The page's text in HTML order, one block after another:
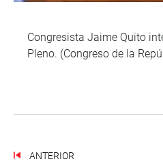
Congresista Jaime Quito
Pleno. (Congreso de la
ANTERIOR